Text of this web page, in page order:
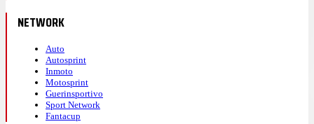
NETWORK
Auto
Autosprint
Inmoto
Motosprint
Guerinsportivo
Sport Network
Fantacup